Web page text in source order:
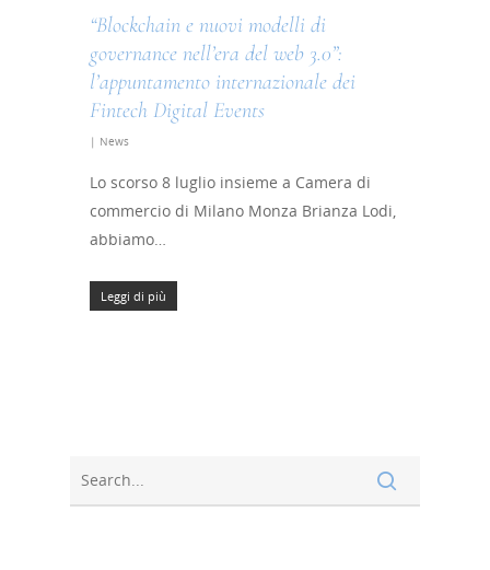
“Blockchain e nuovi modelli di
governance nell’era del web 3.0”:
l’appuntamento internazionale dei
Fintech Digital Events
| News
Lo scorso 8 luglio insieme a Camera di
commercio di Milano Monza Brianza Lodi,
abbiamo…
Leggi di più